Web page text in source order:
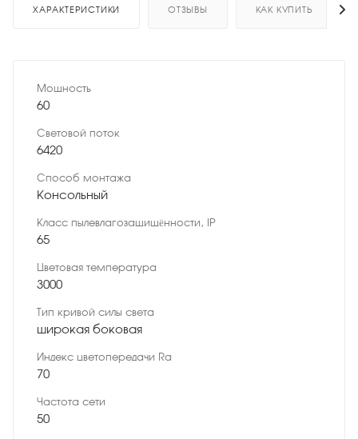
ХАРАКТЕРИСТИКИ ОТЗЫВЫ КАК КУПИТЬ
Мощность
60
Световой поток
6420
Способ монтажа
Консольный
Класс пылевлагозащищённости, IP
65
Цветовая температура
3000
Тип кривой силы света
широкая боковая
Индекс цветопередачи Ra
70
Частота сети
50